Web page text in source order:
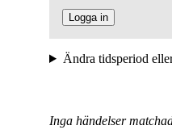
Logga in
Ändra tidsperiod
Inga händelser